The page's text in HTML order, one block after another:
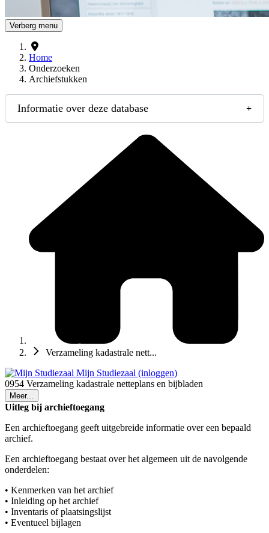
Verberg menu
Home
Onderzoeken
Archiefstukken
Informatie over deze database
Verzameling kadastrale nett...
Mijn Studiezaal (inloggen)
0954 Verzameling kadastrale netteplans en bijbladen
Meer...
Uitleg bij archieftoegang
Een archieftoegang geeft uitgebreide informatie over een bepaald
archief.
Een archieftoegang bestaat over het algemeen uit de navolgende
onderdelen:
• Kenmerken van het archief
• Inleiding op het archief
• Inventaris of plaatsingslijst
• Eventueel bijlagen